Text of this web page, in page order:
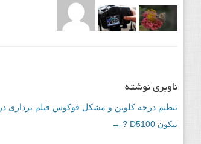
ناوبری نوشته
تنظیم درجه کلوین و مشکل فوکوس فیلم برداری در
نیکون D5100 ?
→